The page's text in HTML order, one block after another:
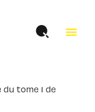
menu
tome 1 de